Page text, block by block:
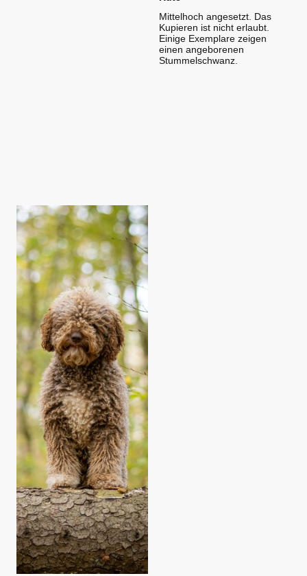
Mittelhoch angesetzt. Das
Kupieren ist nicht erlaubt.
Einige Exemplare zeigen
einen angeborenen
Stummelschwanz.